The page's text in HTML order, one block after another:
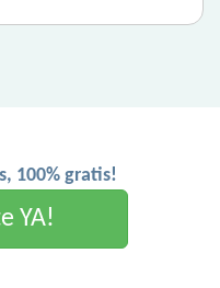
100% gratis!
YA!